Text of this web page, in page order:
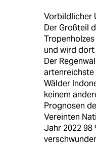
Vorbildlicher
Der Großteil
und wird dort
Der
artenreichste
Wälder
keinem
Prognosen
Vereinten
Jahr 2022